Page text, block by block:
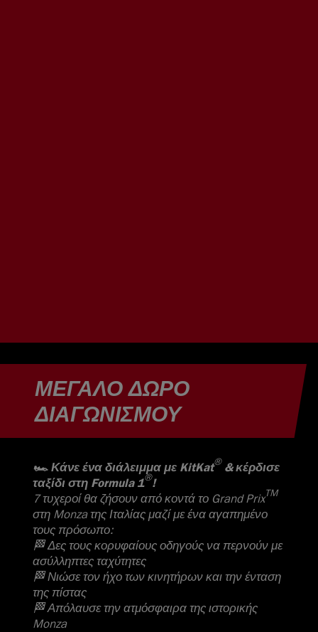
ΜΕΓΆΛΟ ΔΏΡΟ
ΔΙΑΓΩΝΙΣΜΟΎ
🏎️ Κάνε ένα διάλειμμα με KitKat®& κέρδισε
ταξίδι στη Formula 1®!
7 τυχεροί θα ζήσουν από κοντά το Grand PrixTM
στη Monza της Ιταλίας μαζί με ένα αγαπημένο
τους πρόσωπο:
🏁 Δες τους κορυφαίους οδηγούς να περνούν με
ασύλληπτες ταχύτητες
🏁 Νιώσε τον ήχο των κινητήρων και την ένταση
της πίστας
🏁 Απόλαυσε την ατμόσφαιρα της ιστορικής
Monza